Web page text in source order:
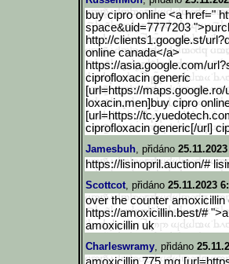
buy cipro online <a href="
space&uid=7777203
http://clients1.google.st/url?
online canada</a>
https://asia.google.com/u
ciprofloxacin generic
[url=https://maps.google.ro/
loxacin.men]buy cipro
[url=https://
ciprofloxacin generic[/url]
Jamesbuh, přidáno
https://lisinopril.auction/#
Scottcot, přidáno 25.11.2023
over the counter amoxicillin
https://amoxicillin.best/#
amoxicillin uk
Charleswramy, přidáno